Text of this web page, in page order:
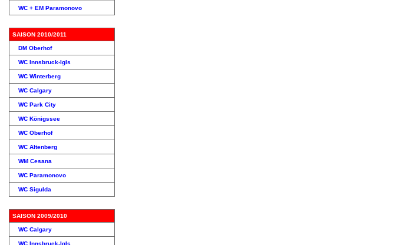
WC + EM Paramonovo
SAISON 2010/2011
DM Oberhof
WC Innsbruck-Igls
WC Winterberg
WC Calgary
WC Park City
WC Königssee
WC Oberhof
WC Altenberg
WM Cesana
WC Paramonovo
WC Sigulda
SAISON 2009/2010
WC Calgary
WC Innsbruck-Igls